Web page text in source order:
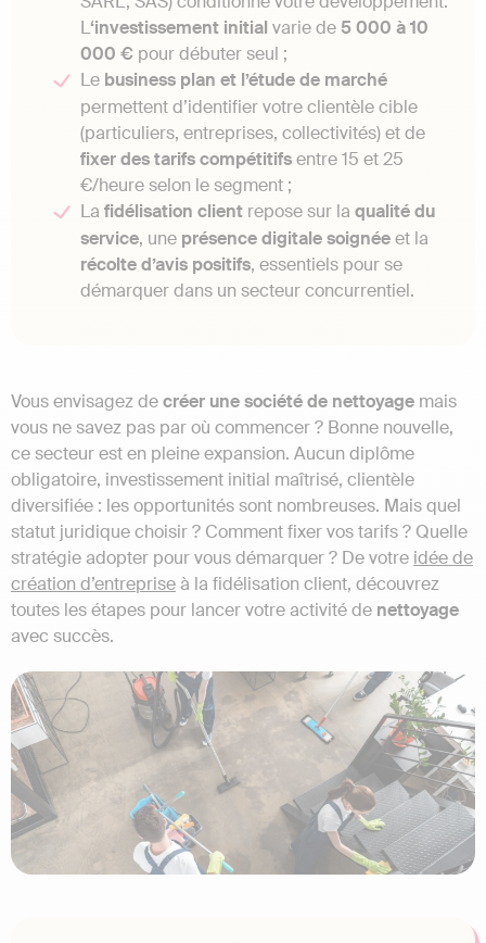
L‘investissement initial varie de 5 000 à 10
000 € pour débuter seul ;
Le business plan et l’étude de marché
permettent d’identifier votre clientèle cible
(particuliers, entreprises, collectivités) et de
fixer des tarifs compétitifsentre 15 et 25
€/heure selon le segment ;
La fidélisation client repose sur la qualité du
service, une présence digitale soignéeet la
récolte d’avis positifs, essentiels pour se
démarquer dans un secteur concurrentiel.
Vous envisagez decréer une société de nettoyage mais
vous ne savez pas par où commencer ? Bonne nouvelle,
ce secteur est en pleine expansion. Aucun diplôme
obligatoire, investissement initial maîtrisé, clientèle
diversifiée : les opportunités sont nombreuses. Mais quel
statut juridique choisir ? Comment fixer vos tarifs ? Quelle
stratégie adopter pour vous démarquer ? De votre idée de
création d’entrepriseà la fidélisation client, découvrez
toutes les étapes pour lancer votre activité de nettoyage
avec succès.